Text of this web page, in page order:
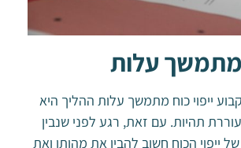
מתמשך עלות
ייפוי כוח מתמשך עלות ההליך היא
תהיות. עם זאת, רגע לפני שנבין
ייפוי הכוח חשוב להבין את מהותו ואת